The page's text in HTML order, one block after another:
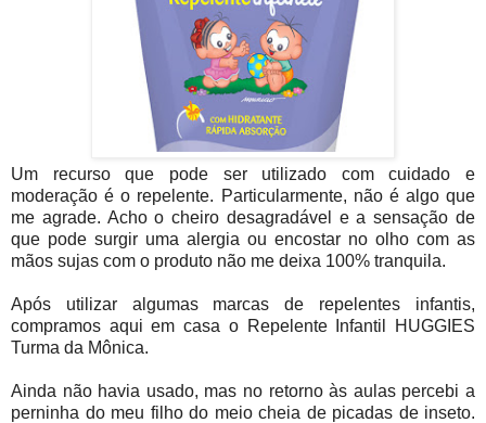
Um recurso que pode ser utilizado com cuidado e
moderação é o repelente. Particularmente, não é algo que
me agrade. Acho o cheiro desagradável e a sensação de
que pode surgir uma alergia ou encostar no olho com as
mãos sujas com o produto não me deixa 100% tranquila.
Após utilizar algumas marcas de repelentes infantis,
compramos aqui em casa o Repelente Infantil HUGGIES
Turma da Mônica.
Ainda não havia usado, mas no retorno às aulas percebi a
perninha do meu filho do meio cheia de picadas de inseto.